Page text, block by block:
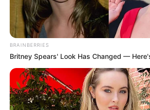
de Tomas. La professeure
son grain de sel face à cette
change tout pendant le procès de
Gimenez concernant le meurtre
BRAINBERRIES
Britney Spears' Look Has Changed —